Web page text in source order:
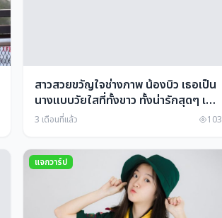
สาวสวยขวัญใจช่างภาพ น้องบิว เธอเป็น
นางแบบวัยใสที่ทั้งขาว ทั้งน่ารักสุดๆ เลย
ล่ะ
3 เดือนที่แล้ว 103
แจกวาร์ป